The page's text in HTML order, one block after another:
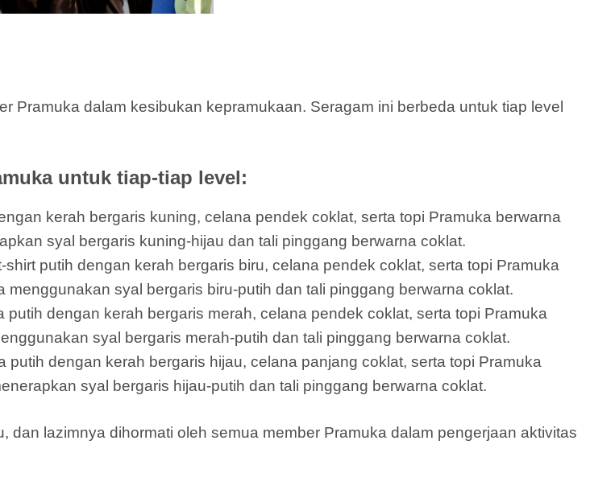
Pramuka dalam kesibukan kepramukaan. Seragam ini berbeda untuk tiap level
untuk tiap-tiap level:
kerah bergaris kuning, celana pendek coklat, serta topi Pramuka berwarna
syal bergaris kuning-hijau dan tali pinggang berwarna coklat.
putih dengan kerah bergaris biru, celana pendek coklat, serta topi Pramuka
syal bergaris biru-putih dan tali pinggang berwarna coklat.
dengan kerah bergaris merah, celana pendek coklat, serta topi Pramuka
syal bergaris merah-putih dan tali pinggang berwarna coklat.
dengan kerah bergaris hijau, celana panjang coklat, serta topi Pramuka
syal bergaris hijau-putih dan tali pinggang berwarna coklat.
dan lazimnya dihormati oleh semua member Pramuka dalam pengerjaan aktivitas